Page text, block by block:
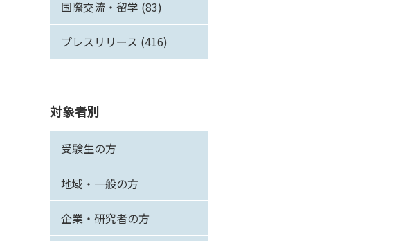
国際交流・留学 (83)
プレスリリース (416)
対象者別
受験生の方
地域・一般の方
企業・研究者の方